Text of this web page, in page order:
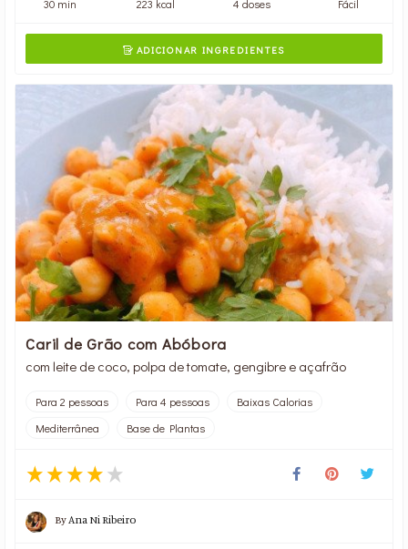
30 min 223 kcal 4 doses Fácil
ADICIONAR INGREDIENTES
Caril de Grão com Abóbora
com leite de coco, polpa de tomate, gengibre e açafrão
Para 2 pessoas Para 4 pessoas
Baixas Calorias
Mediterrânea
Base de Plantas
By Ana Ni Ribeiro